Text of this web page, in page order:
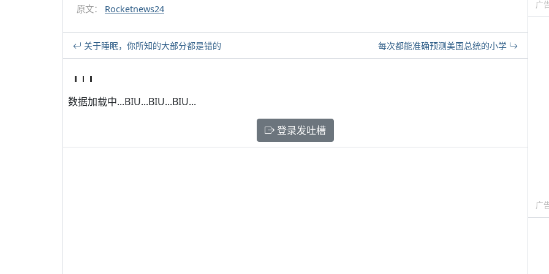
原文： Rocketnews24
关于睡眠，你所知的大部分都是错的 每次都能准确预测美国总统的小学
数据加载中...BIU...BIU...BIU...
登录发吐槽
广
广